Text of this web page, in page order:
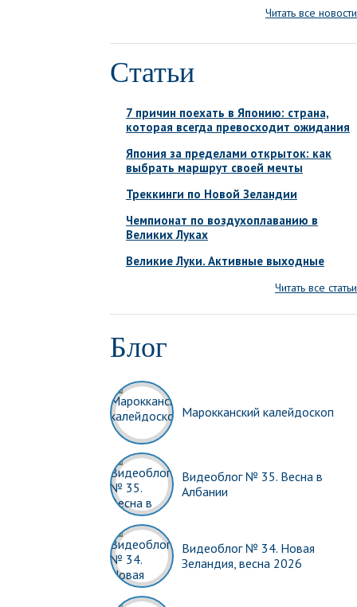
Читать все новости
Статьи
7 причин поехать в Японию: страна,
которая всегда превосходит ожидания
Япония за пределами открыток: как
выбрать маршрут своей мечты
Треккинги по Новой Зеландии
Чемпионат по воздухоплаванию в
Великих Луках
Великие Луки. Активные выходные
Читать все статьи
Блог
Марокканский калейдоскоп
Видеоблог № 35. Весна в
Албании
Видеоблог № 34. Новая
Зеландия, весна 2026